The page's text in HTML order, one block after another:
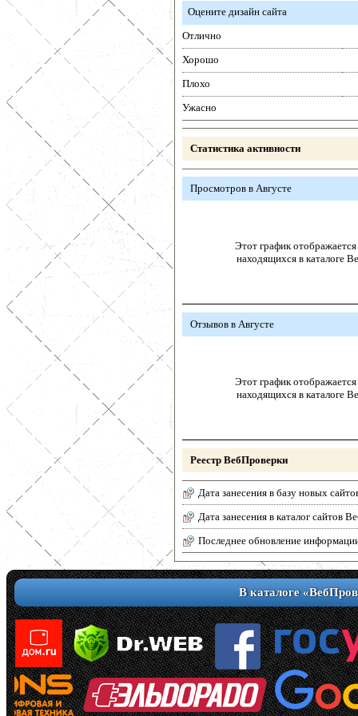
Оцените дизайн сайта
Отлично
Хорошо
Плохо
Ужасно
Статистика активности
Просмотров в Августе
Этот график отображается
находящихся в каталоге
Отзывов в Августе
Этот график отображается
находящихся в каталоге
Реестр ВебПроверки
Дата занесения в базу новых
Дата занесения в каталог сайтов
Последнее обновление
В каталоге